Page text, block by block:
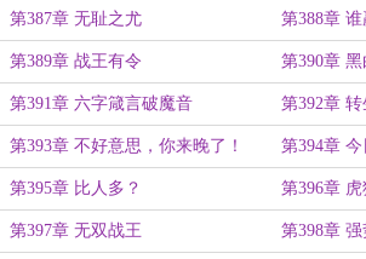
第387章 无耻之尤 第388章 谁
第389章 战王有令 第390章
第391章 六字箴言破魔音 第392章
第393章 不好意思，你来晚了！ 第394章 今
第395章 比人多？ 第396章
第397章 无双战王 第398章